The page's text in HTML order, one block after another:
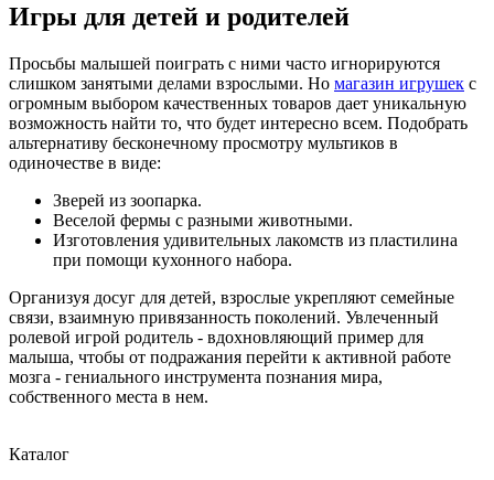
Игры для детей и родителей
Просьбы малышей поиграть с ними часто игнорируются
слишком занятыми делами взрослыми. Но магазин игрушек с
огромным выбором качественных товаров дает уникальную
возможность найти то, что будет интересно всем. Подобрать
альтернативу бесконечному просмотру мультиков в
одиночестве в виде:
Зверей из зоопарка.
Веселой фермы с разными животными.
Изготовления удивительных лакомств из пластилина
при помощи кухонного набора.
Организуя досуг для детей, взрослые укрепляют семейные
связи, взаимную привязанность поколений. Увлеченный
ролевой игрой родитель - вдохновляющий пример для
малыша, чтобы от подражания перейти к активной работе
мозга - гениального инструмента познания мира,
собственного места в нем.
Каталог